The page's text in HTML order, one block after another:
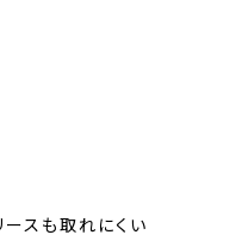
ースも取れにくい